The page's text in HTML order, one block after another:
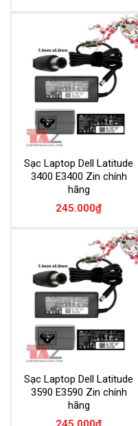
Add to
Wishlist
Sạc Laptop Dell Latitude
3400 E3400 Zin chính
hãng
245.000₫
Add to
Wishlist
Sạc Laptop Dell Latitude
3590 E3590 Zin chính
hãng